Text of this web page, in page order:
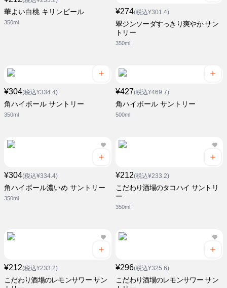
華よい白桃 キリンビール
350ml
¥274(税込¥301.4)
翠ジンソーダすっきり爽やか サン
トリー
350ml
¥304(税込¥334.4)
角ハイボール サントリー
350ml
¥427(税込¥469.7)
角ハイボール サントリー
500ml
¥304(税込¥334.4)
角ハイボール濃いめ サントリー
350ml
¥212(税込¥233.2)
こだわり酒場のタコハイ サントリ
ー
350ml
¥212(税込¥233.2)
こだわり酒場のレモンサワー サン
¥296(税込¥325.6)
こだわり酒場のレモンサワー サン